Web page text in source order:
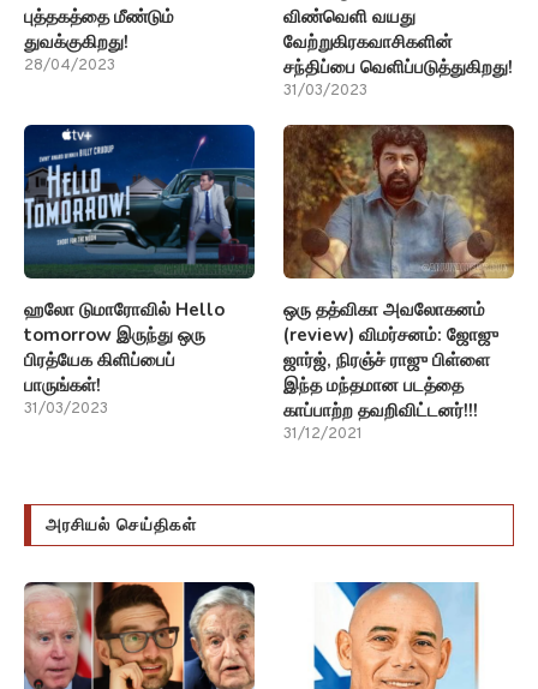
புத்தகத்தை மீண்டும்
துவக்குகிறது!
28/04/2023
விண்வெளி வயது
வேற்றுகிரகவாசிகளின்
சந்திப்பை வெளிப்படுத்துகிறது!
31/03/2023
ஹலோ டுமாரோவில் Hello
tomorrow இருந்து ஒரு
பிரத்யேக கிளிப்பைப்
பாருங்கள்!
31/03/2023
ஒரு தத்விகா அவலோகனம்
(review) விமர்சனம்: ஜோஜு
ஜார்ஜ், நிரஞ்ச் ராஜு பிள்ளை
இந்த மந்தமான படத்தை
காப்பாற்ற தவறிவிட்டனர்!!!
31/12/2021
அரசியல் செய்திகள்